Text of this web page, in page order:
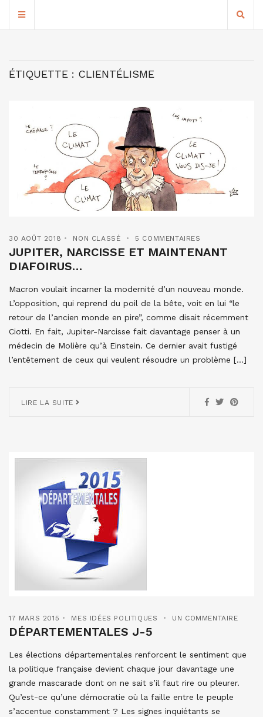
ÉTIQUETTE : CLIENTÉLISME
30 AOÛT 2018 NON CLASSÉ 5 COMMENTAIRES
JUPITER, NARCISSE ET MAINTENANT
DIAFOIRUS…
Macron voulait incarner la modernité d’un nouveau monde.
L’opposition, qui reprend du poil de la bête, voit en lui “le
retour de l’ancien monde en pire”, comme disait récemment
Ciotti. En fait, Jupiter-Narcisse fait davantage penser à un
médecin de Molière qu’à Einstein. Ce dernier avait fustigé
l’entêtement de ceux qui veulent résoudre un problème […]
LIRE LA SUITE
17 MARS 2015 MES IDÉES POLITIQUES UN COMMENTAIRE
DÉPARTEMENTALES J-5
Les élections départementales renforcent le sentiment que
la politique française devient chaque jour davantage une
grande mascarade dont on ne sait s’il faut rire ou pleurer.
Qu’est-ce qu’une démocratie où la faille entre le peuple
s’accentue constamment ? Les signes inquiétants se